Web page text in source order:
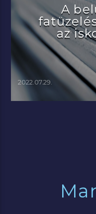
A
az
2022.07.29.